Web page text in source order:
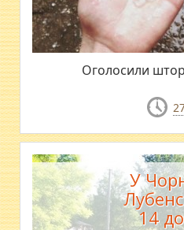
Оголосили
У
14